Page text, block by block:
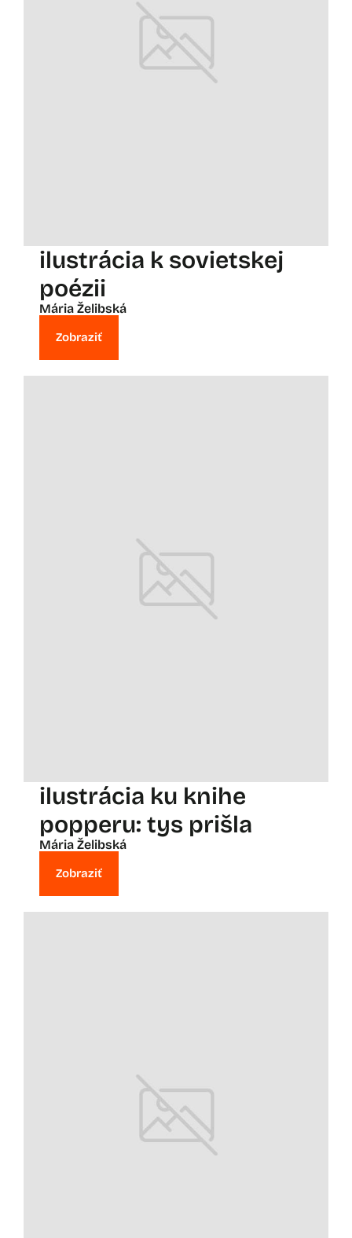
ilustrácia k sovietskej
poézii
Mária Želibská
Zobraziť
ilustrácia ku knihe
popperu: tys prišla
Mária Želibská
Zobraziť